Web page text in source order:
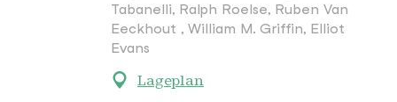
Tabanelli, Ralph Roelse, Ruben Van
Eeckhout , William M. Griffin, Elliot
Evans
Lageplan